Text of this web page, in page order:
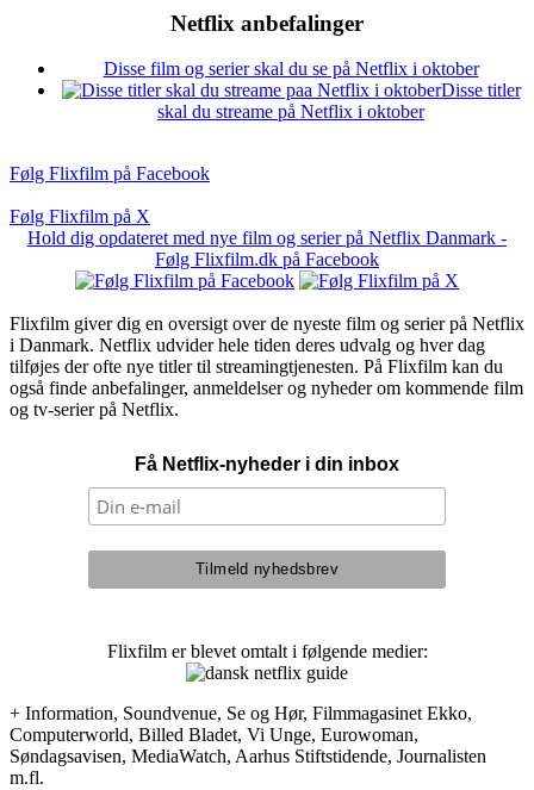
Netflix anbefalinger
Disse film og serier skal du se på Netflix i oktober
Disse titler
skal du streame på Netflix i oktober
Følg Flixfilm på Facebook
Følg Flixfilm på X
Hold dig opdateret med nye film og serier på Netflix Danmark -
Følg Flixfilm.dk på Facebook
Flixfilm giver dig en oversigt over de nyeste film og serier på Netflix
i Danmark. Netflix udvider hele tiden deres udvalg og hver dag
tilføjes der ofte nye titler til streamingtjenesten. På Flixfilm kan du
også finde anbefalinger, anmeldelser og nyheder om kommende film
og tv-serier på Netflix.
Få Netflix-nyheder i din inbox
Flixfilm er blevet omtalt i følgende medier:
+ Information, Soundvenue, Se og Hør, Filmmagasinet Ekko,
Computerworld, Billed Bladet, Vi Unge, Eurowoman,
Søndagsavisen, MediaWatch, Aarhus Stiftstidende, Journalisten
m.fl.